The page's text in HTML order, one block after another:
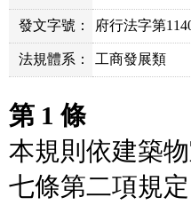
發文字號： 府行法字第
法規體系： 工商發展類
第 1 條
本規則依建築
七條第二項規定